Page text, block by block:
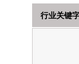
行业关键